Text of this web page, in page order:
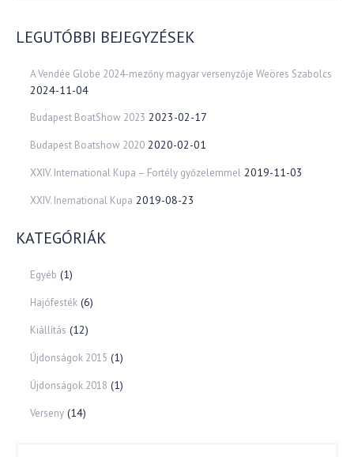
LEGUTÓBBI BEJEGYZÉSEK
A Vendée Globe 2024-mezőny magyar versenyzője Weöres Szabolcs
2024-11-04
Budapest BoatShow 2023 2023-02-17
Budapest Boatshow 2020 2020-02-01
XXIV. International Kupa – Fortély győzelemmel 2019-11-03
XXIV. Inernational Kupa 2019-08-23
KATEGÓRIÁK
Egyéb (1)
Hajófesték (6)
Kiállítás (12)
Újdonságok 2015 (1)
Újdonságok 2018 (1)
Verseny (14)